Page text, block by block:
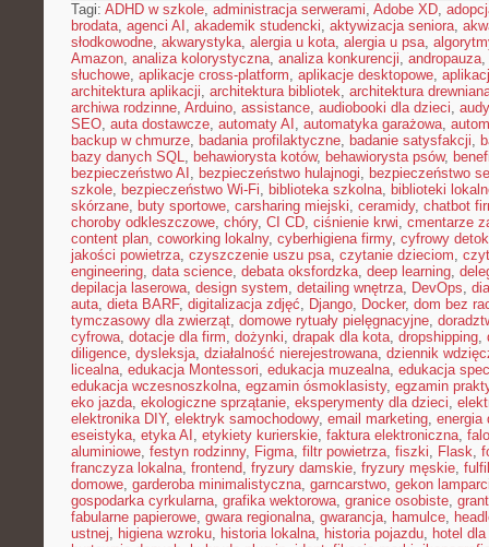
Tagi: ADHD w szkole, administracja serwerami, Adobe XD,
brodata, agenci AI , akademik studencki, aktywizacja seniora,
słodkowodne, akwarystyka, alergia u kota, alergia u psa,
Amazon, analiza kolorystyczna, analiza konkurencji, andropauza,
słuchowe, aplikacje cross-platform, aplikacje desktopowe,
architektura aplikacji, architektura bibliotek, architektura
archiwa rodzinne, Arduino, assistance, audiobooki dla dzieci,
SEO, auta dostawcze, automaty AI , automatyka garażowa,
backup w chmurze, badania profilaktyczne, badanie satysfakcji,
bazy danych SQL, behawiorysta kotów, behawiorysta psów,
bezpieczeństwo AI , bezpieczeństwo hulajnogi, bezpieczeństwo
szkole, bezpieczeństwo Wi-Fi, biblioteka szkolna, biblioteki
skórzane, buty sportowe, carsharing miejski, ceramidy, chatbot
choroby odkleszczowe, chóry, CI CD, ciśnienie krwi, cmentarze
content plan, coworking lokalny, cyberhigiena firmy, cyfrowy
jakości powietrza, czyszczenie uszu psa, czytanie dzieciom,
engineering, data science, debata oksfordzka, deep learning,
depilacja laserowa, design system, detailing wnętrza, DevOps,
auta, dieta BARF, digitalizacja zdjęć, Django, Docker, dom bez
tymczasowy dla zwierząt, domowe rytuały pielęgnacyjne,
cyfrowa, dotacje dla firm, dożynki, drapak dla kota, dropshipping,
diligence, dysleksja, działalność nierejestrowana, dziennik
licealna, edukacja Montessori, edukacja muzealna, edukacja
edukacja wczesnoszkolna, egzamin ósmoklasisty, egzamin
eko jazda, ekologiczne sprzątanie, eksperymenty dla dzieci,
elektronika DIY, elektryk samochodowy, email marketing, energia
eseistyka, etyka AI , etykiety kurierskie, faktura elektroniczna,
aluminiowe, festyn rodzinny, Figma, filtr powietrza, fiszki, Flask,
franczyza lokalna, frontend, fryzury damskie, fryzury męskie,
domowe, garderoba minimalistyczna, garncarstwo, gekon
gospodarka cyrkularna, grafika wektorowa, granice osobiste,
fabularne papierowe, gwara regionalna, gwarancja, hamulce,
ustnej, higiena wzroku, historia lokalna, historia pojazdu, hotel